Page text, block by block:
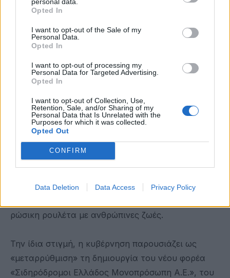
Opted In
I want to opt-out of the Sale of my
Personal Data.
Opted In
I want to opt-out of processing my
Personal Data for Targeted Advertising.
Opted In
I want to opt-out of Collection, Use,
Retention, Sale, and/or Sharing of my
Personal Data that Is Unrelated with the
Purposes for which it was collected.
Opted Out
CONFIRM
Data Deletion Data Access Privacy Policy
την πλήρη αδιαφορία για την
Το νέο περιστατικό έξω από τη Θεσσαλονίκη, όπου
κινήθηκε για αρκετά χιλιόμετρα σε λάθος γραμμή,
αποτελεί σοβαρό καμπανάκι κινδύνου για την
κατάσταση του ελληνικού σιδηροδρόμου.
Ο υπάλληλος που φέρεται να είπε «κάτι έγινε με
το κλειδί και πήραμε λάθος γραμμή» αποκαλύπτει,
χωρίς να το θέλει, την πραγματική κατάσταση
που, σχεδόν τρία χρόνια μετά το έγκλημα των
ρώσικη ρουλέτα με ανθρώπινες ζωές.
Την ίδια στιγμή, η κυβέρνηση παρουσιάζει ως
«μεταρρύθμιση» τη δημιουργία του νέου φορέα
«Σιδηρόδρομοι Ελλάδος Μονοπρόσωπη Α.Ε.», του